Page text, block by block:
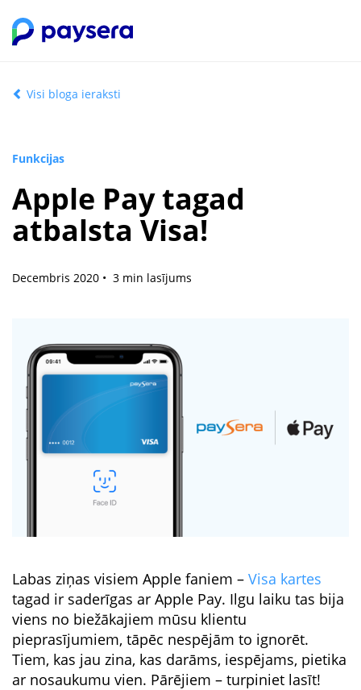
Visi bloga ieraksti
Funkcijas
Apple Pay tagad
atbalsta Visa!
Decembris 2020 • 3 min lasījums
Labas ziņas visiem Apple faniem – Visa kartes
tagad ir saderīgas ar Apple Pay. Ilgu laiku tas bija
viens no biežākajiem mūsu klientu
pieprasījumiem, tāpēc nespējām to ignorēt.
Tiem, kas jau zina, kas darāms, iespējams, pietika
ar nosaukumu vien. Pārējiem – turpiniet lasīt!